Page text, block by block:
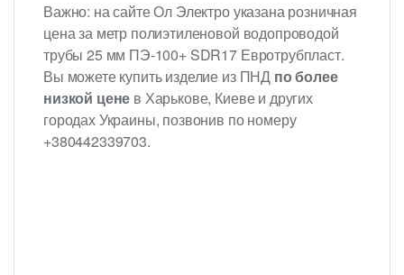
Важно: на сайте Ол Электро указана розничная
цена за метр полиэтиленовой водопроводой
трубы 25 мм ПЭ-100+ SDR17 Евротрубпласт.
Вы можете купить изделие из ПНД по более
низкой цене в Харькове, Киеве и других
городах Украины, позвонив по номеру
+380442339703.